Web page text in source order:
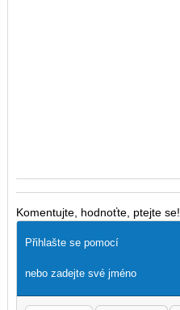
Komentujte, hodnoťte, ptejte se!
Přihlašte se pomocí
nebo zadejte své jméno